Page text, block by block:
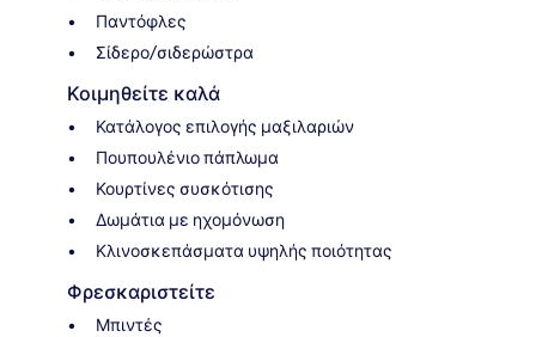
Παντόφλες
Σίδερο/σιδερώστρα
Κοιμηθείτε καλά
Κατάλογος επιλογής μαξιλαριών
Πουπουλένιο πάπλωμα
Κουρτίνες συσκότισης
Δωμάτια με ηχομόνωση
Κλινοσκεπάσματα υψηλής ποιότητας
Φρεσκαριστείτε
Μπιντές